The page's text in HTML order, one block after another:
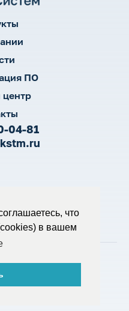
что
в вашем
ПО
04-81
ПД
ПД
соглашение